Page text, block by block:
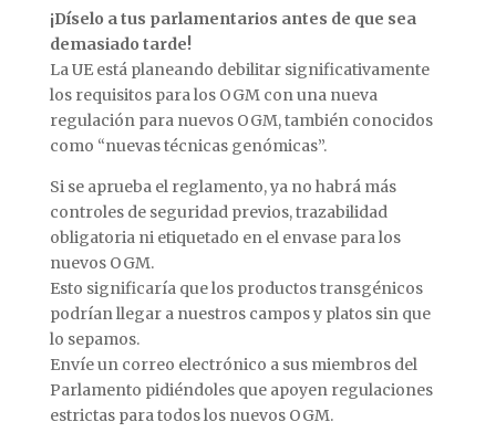
¡Díselo a tus parlamentarios antes de que sea
demasiado tarde!
La UE está planeando debilitar significativamente
los requisitos para los OGM con una nueva
regulación para nuevos OGM, también conocidos
como “nuevas técnicas genómicas”.
Si se aprueba el reglamento, ya no habrá más
controles de seguridad previos, trazabilidad
obligatoria ni etiquetado en el envase para los
nuevos OGM.
Esto significaría que los productos transgénicos
podrían llegar a nuestros campos y platos sin que
lo sepamos.
Envíe un correo electrónico a sus miembros del
Parlamento pidiéndoles que apoyen regulaciones
estrictas para todos los nuevos OGM.